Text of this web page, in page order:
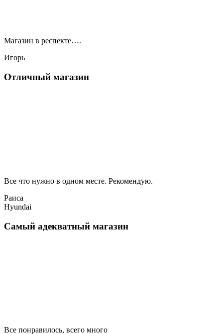
Магазин в респекте….
Игорь
Отличный магазин
Все что нужно в одном месте. Рекомендую.
Раиса
Hyundai
Самый адекватный магазин
Все понравилось, всего много